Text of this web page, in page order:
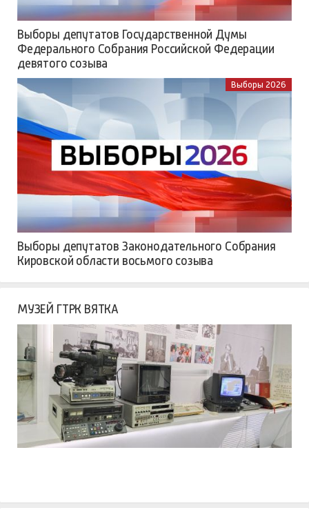
Выборы депутатов Государственной Думы
Федерального Собрания Российской Федерации
девятого созыва
Выборы 2026
Выборы депутатов Законодательного Собрания
Кировской области восьмого созыва
МУЗЕЙ ГТРК ВЯТКА